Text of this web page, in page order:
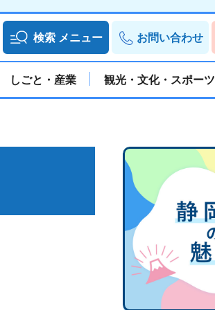
検索 メニュー お問い合わせ
しごと・産業 観光・文化・スポーツ